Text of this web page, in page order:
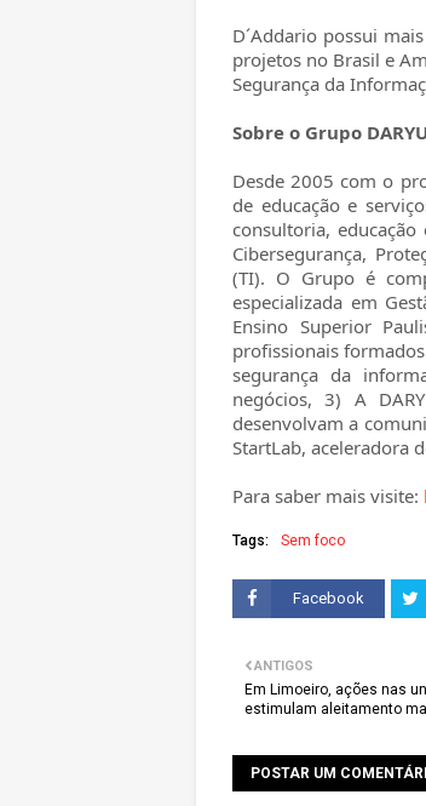
D´Addario possui
projetos no Brasil e
Segurança da
Sobre o Grupo
Desde 2005 com o
de educação e
consultoria,
Cibersegurança,
(TI). O Grupo é
especializada em
Ensino Superior
profissionais
segurança da
negócios, 3) A
desenvolvam a
StartLab, aceleradora
Para saber mais visite:
Tags: Sem foco
Facebook
ANTIGOS
Em Limoeiro, ações nas
estimulam aleitamento
POSTAR UM